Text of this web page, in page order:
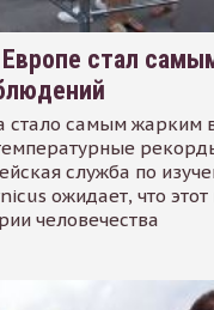
стал
стало самым жарким
служба по
ожидает, что
человечества